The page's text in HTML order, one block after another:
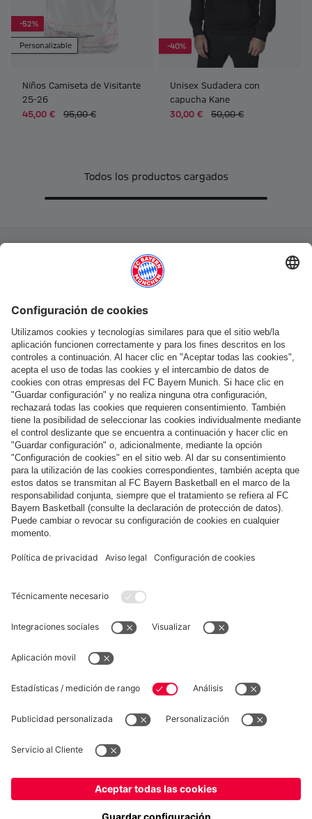
-52%
Personalizable
Niños Camiseta de Visitante
25-26
45,00 €
95,00 €
-40%
Unisex Sudadera con
capucha Kane
30,00 €
50,00 €
Todos los productos cargados
Más categorías
Síguenos
Pago y entrega
FC Bayern Store App
Privacidad
Configuración de las cookies
*Los precios incluyen el IVA y los gastos de envío
© FC Bayern München AG
Españapara entregar allí!